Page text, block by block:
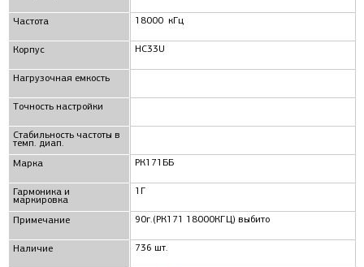
Частота
Корпус
Нагрузочная емкость
Точность настройки
Стабильность частоты в
темп. диап.
Маркa
Гармоника и
маркировка
Примечание
Наличие
18000 кГц
HC33U
РК171ББ
1Г
90г.(РК171 18000КГЦ) выбито
736 шт.